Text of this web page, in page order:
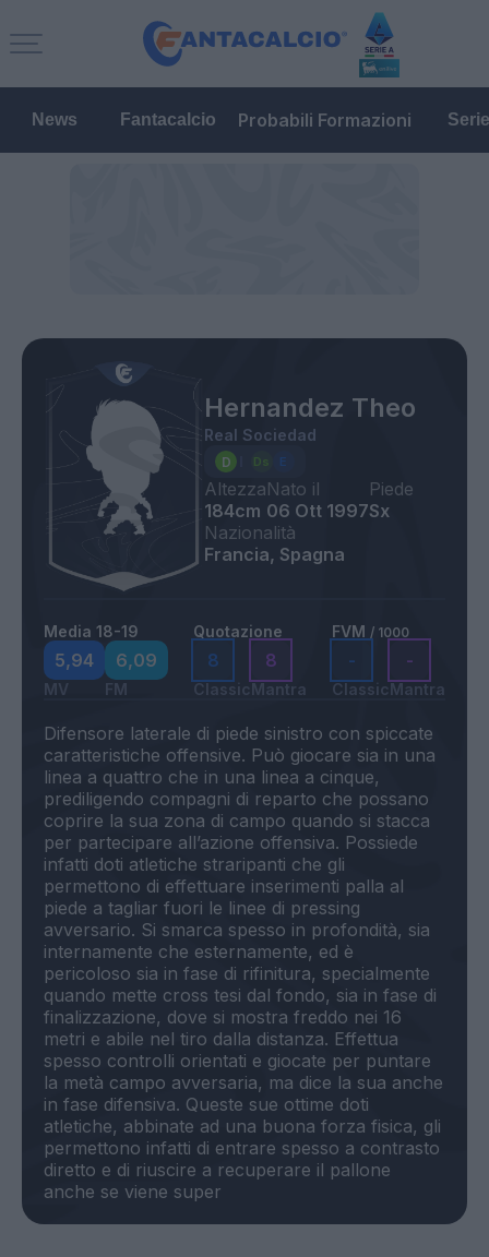
News Fantacalcio Probabili Formazioni
Hernandez Theo
Real Sociedad
Altezza
184cm
Nato il
06 Ott 1997
Piede
Sx
Nazionalità
Francia, Spagna
Media 18-19
5,94
MV
6,09
FM
Quotazione
8
Classic
8
Mantra
FVM / 1000
-
Classic
-
Mantra
Difensore laterale di piede sinistro con spiccate
caratteristiche offensive. Può giocare sia in una
linea a quattro che in una linea a cinque,
prediligendo compagni di reparto che possano
coprire la sua zona di campo quando si stacca
per partecipare all’azione offensiva. Possiede
infatti doti atletiche straripanti che gli
permettono di effettuare inserimenti palla al
piede a tagliar fuori le linee di pressing
avversario. Si smarca spesso in profondità, sia
internamente che esternamente, ed è
pericoloso sia in fase di rifinitura, specialmente
quando mette cross tesi dal fondo, sia in fase di
finalizzazione, dove si mostra freddo nei 16
metri e abile nel tiro dalla distanza. Effettua
spesso controlli orientati e giocate per puntare
la metà campo avversaria, ma dice la sua anche
in fase difensiva. Queste sue ottime doti
atletiche, abbinate ad una buona forza fisica, gli
permettono infatti di entrare spesso a contrasto
diretto e di riuscire a recuperare il pallone